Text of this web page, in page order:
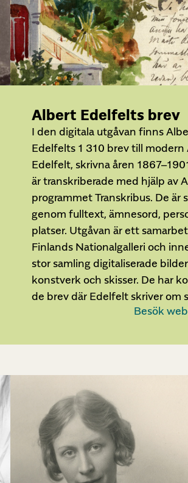
Albert Edelfelts brev
I den digitala utgåvan finns
Edelfelts 1 310 brev till modern
Edelfelt, skrivna åren
är transkriberade med hjälp av
programmet Transkribus. De är
genom fulltext, ämnesord,
platser. Utgåvan är ett
Finlands Nationalgalleri och
stor samling digitaliserade
konstverk och skisser. De har
de brev där Edelfelt skriver om
Besök